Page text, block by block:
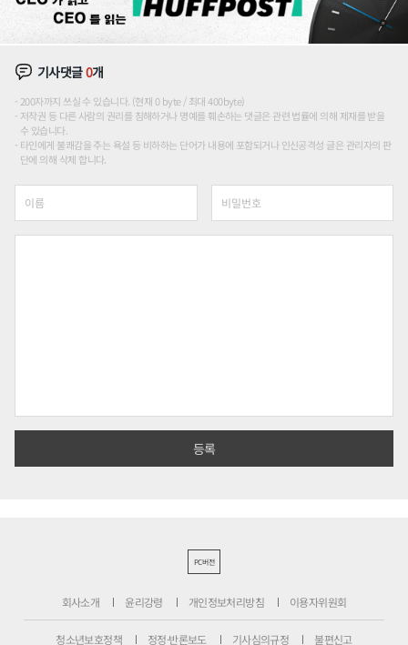
기사댓글0개
200자까지 쓰실 수 있습니다. (현재 0 byte / 최대 400byte)
저작권 등 다른 사람의 권리를 침해하거나 명예를 훼손하는 댓글은 관련 법률에 의해 제재를 받을
수 있습니다.
타인에게 불쾌감을 주는 욕설 등 비하하는 단어가 내용에 포함되거나 인신공격성 글은 관리자의 판
단에 의해 삭제 합니다.
PC버전
회사소개 윤리강령 개인정보처리방침 이용자위원회
청소년보호정책 정정·반론보도 기사심의규정 불편신고